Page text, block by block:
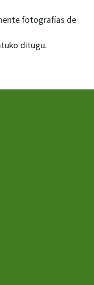
fotografías de
ditugu.